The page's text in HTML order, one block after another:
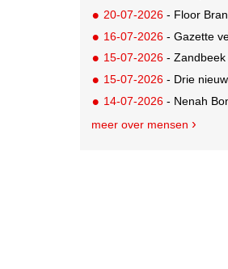
20-07-2026 - Floor
16-07-2026 - Gazette
15-07-2026 -
15-07-2026 - Drie
14-07-2026 - Nenah
meer over mensen